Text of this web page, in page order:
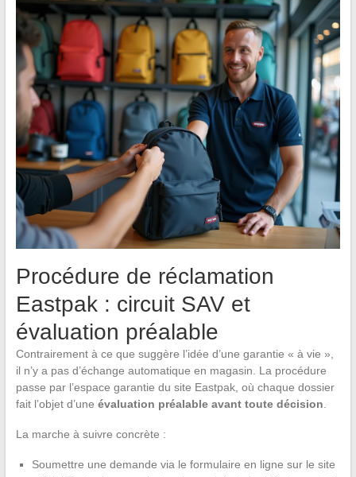
Procédure de réclamation
Eastpak : circuit SAV et
évaluation préalable
Contrairement à ce que suggère l’idée d’une garantie « à vie »,
il n’y a pas d’échange automatique en magasin. La procédure
passe par l’espace garantie du site Eastpak, où chaque dossier
fait l’objet d’une évaluation préalable avant toute décision
La marche à suivre concrète :
Soumettre une demande via le formulaire en ligne sur le site